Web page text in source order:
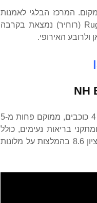
ממוקמים 15 דקות הליכה מהמקום. המרכז הבלגי לאמנות
קומיקס מרוחק 10 דקות הליכה בלבד מהמלון. תחנת המטרו Rugir (רוחיר) נמצאת בקרבה
האירופי.
NH
NH בריסל איירפורט, בית מלון ליד שדה התעופה בבריסל בדירוג 4 כוכבים, ממוקם פחות מ-5
בריאות נעימים, כולל
אמבט ספא וחדר כושר. אינטרנט אלחוטי זמין חינם. המלון זוכה לציון 8.6 בהמלצות על מלונות